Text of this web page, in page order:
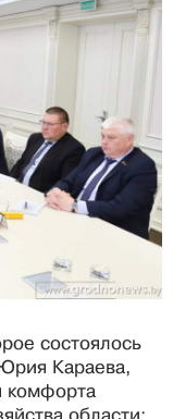
состоялось
Караева,
комфорта